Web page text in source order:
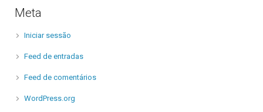
Meta
Iniciar sessão
Feed de entradas
Feed de comentários
WordPress.org